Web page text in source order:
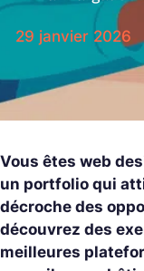
29 janvier 2026
Vous êtes web
un portfolio qui
décroche des
découvrez des
meilleures